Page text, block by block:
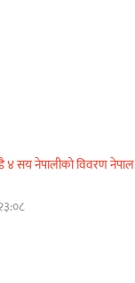
४ सय नेपालीको विवरण नेपाल